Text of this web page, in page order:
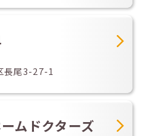
長尾3-27-1
ムドクターズ